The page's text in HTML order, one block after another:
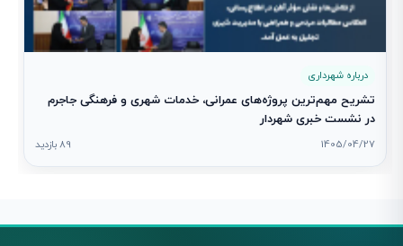
درباره شهرداری
تشریح مهم‌ترین پروژه‌های عمرانی، خدمات شهری و فرهنگی جاجرم
در نشست خبری شهردار
1405/04/27 89 بازدید